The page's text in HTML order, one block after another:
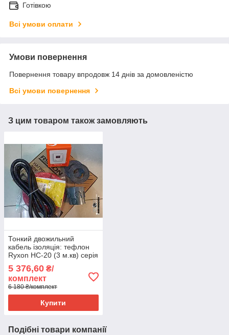
Готівкою
Всі умови оплати
Умови повернення
Повернення товару впродовж 14 днів за домовленістю
Всі умови повернення
З цим товаром також замовляють
Тонкий двожильний
кабель ізоляція: тефлон
Ryxon HC-20 (3 м.кв) серія
Terneo ST
5 376,60 ₴/
комплект
6 180 ₴/комплект
Купити
Подібні товари компанії